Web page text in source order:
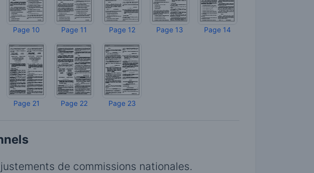
Page 10 Page 11 Page 12 Page 13 Page 14
Page 21 Page 22 Page 23
de commissions nationales.